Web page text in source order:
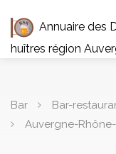
Annuaire des
huîtres région
Bar
Bar-
Auvergne-